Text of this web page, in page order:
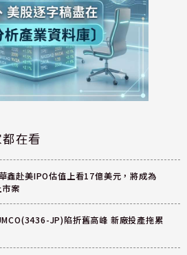
在看
鑫赴美IPO估值上看17億美元，將成為
案
JP)陷折舊高峰 新廠投產拖累